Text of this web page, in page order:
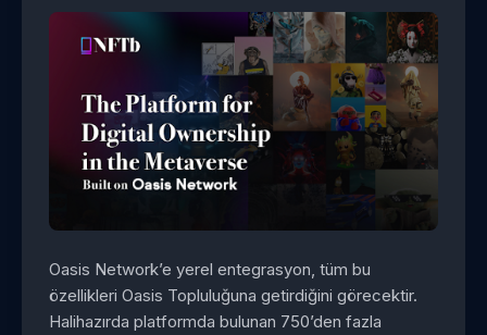
Oasis Network’e yerel entegrasyon, tüm bu
özellikleri Oasis Topluluğuna getirdiğini görecektir.
Halihazırda platformda bulunan 750’den fazla